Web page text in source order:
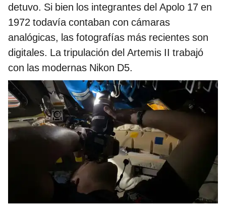
detuvo. Si bien los integrantes del Apolo 17 en
1972 todavía contaban con cámaras
analógicas, las fotografías más recientes son
digitales. La tripulación del Artemis II trabajó
con las modernas Nikon D5.